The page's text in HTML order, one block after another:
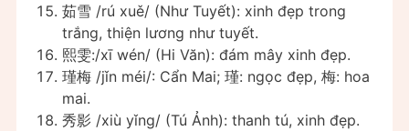
茹雪 /rú xuě/ (Như Tuyết): xinh đẹp trong
trắng, thiện lương như tuyết.
熙雯:/xī wén/ (Hi Văn): đám mây xinh đẹp.
瑾梅 /jǐn méi/: Cẩn Mai; 瑾: ngọc đẹp, 梅: hoa
mai.
秀影 /xiù yǐng/ (Tú Ảnh): thanh tú, xinh đẹp.